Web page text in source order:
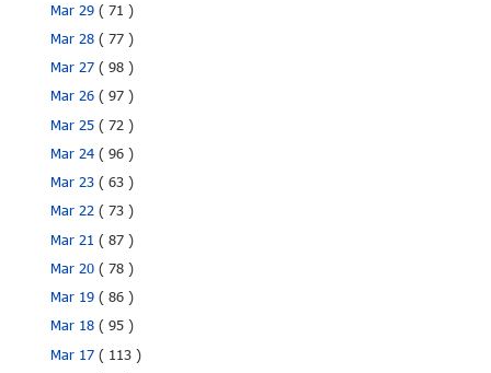
Mar 29( 71 )
Mar 28( 77 )
Mar 27( 98 )
Mar 26( 97 )
Mar 25( 72 )
Mar 24( 96 )
Mar 23( 63 )
Mar 22( 73 )
Mar 21( 87 )
Mar 20( 78 )
Mar 19( 86 )
Mar 18( 95 )
Mar 17( 113 )